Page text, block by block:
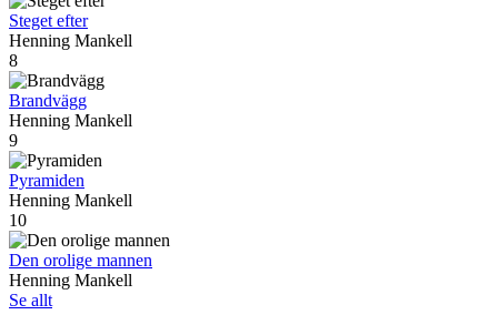
Steget efter
Henning Mankell
8
Brandvägg
Henning Mankell
9
Pyramiden
Henning Mankell
10
Den orolige mannen
Henning Mankell
Se allt